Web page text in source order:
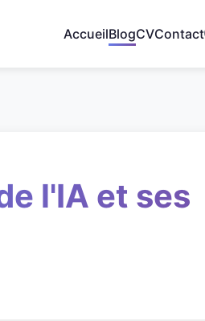
AccueilBlogCVContact
l'IA et ses